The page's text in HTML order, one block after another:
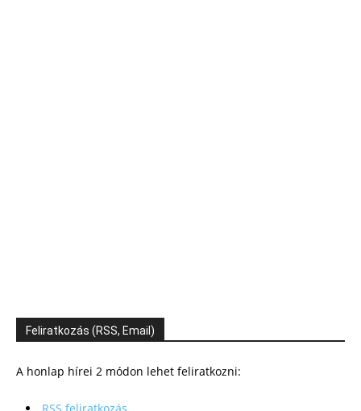
Feliratkozás (RSS, Email)
A honlap hírei 2 módon lehet feliratkozni: